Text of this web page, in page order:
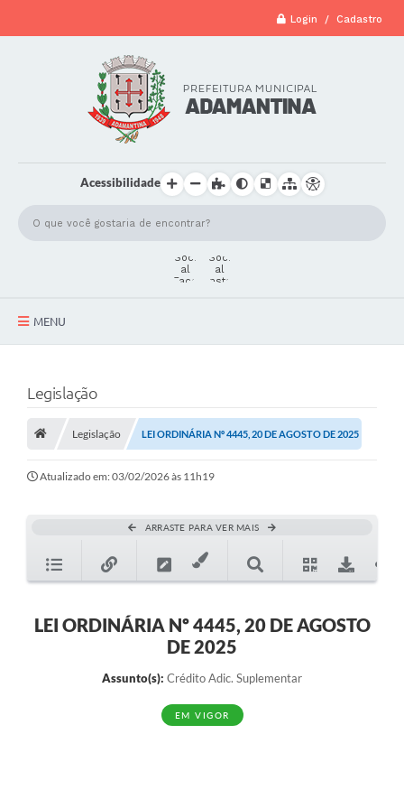
Login / Cadastro
Acessibilidade
MENU
Secretarias
Legislação
Atos Municipais
Arquivos para Download
Legislação
Legislação LEI ORDINÁRIA Nº 4445, 20 DE AGOSTO DE 2025
Atualizado em: 03/02/2026 às 11h19
ARRASTE PARA VER MAIS
LEI ORDINÁRIA Nº 4445, 20 DE AGOSTO
DE 2025
Assunto(s): Crédito Adic. Suplementar
EM VIGOR